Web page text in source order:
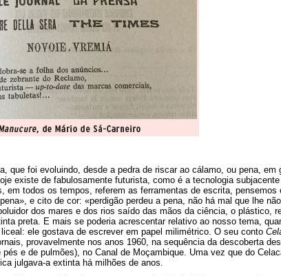
que foi evoluindo, desde a pedra de riscar ao cálamo, ou pena, em
existe de fabulosamente futurista, como é a tecnologia
em todos os tempos, referem as ferramentas de escrita, pensemos
e cito de cor: «perdigão perdeu a pena, não há mal que lhe
dos mares e dos rios saído das mãos da ciência, o plástico,
preta. E mais se poderia acrescentar relativo ao nosso tema,
ele gostava de escrever em papel milimétrico. O seu conto
provavelmente nos anos 1960, na sequência da descoberta
e de pulmões), no Canal de Moçambique. Uma vez que do
julgava-a extinta há milhões de anos.